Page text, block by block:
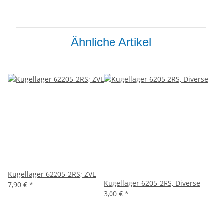
Ähnliche Artikel
Kugellager 62205-2RS; ZVL
7,90 € *
Kugellager 6205-2RS, Diverse
3,00 € *